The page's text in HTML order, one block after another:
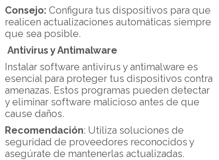
Consejo: Configura tus dispositivos para que
realicen actualizaciones automáticas siempre
que sea posible.
Antivirus y Antimalware
Instalar software antivirus y antimalware es
esencial para proteger tus dispositivos contra
amenazas. Estos programas pueden detectar
y eliminar software malicioso antes de que
cause daños.
Recomendación: Utiliza soluciones de
seguridad de proveedores reconocidos y
asegúrate de mantenerlas actualizadas.